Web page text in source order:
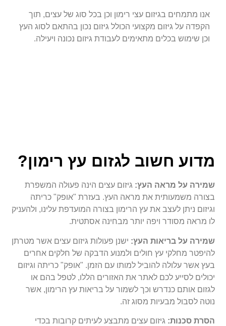
אנו מתמחים בגיזום עצי רימון וכן בכל סוג של עצים, תוך
הקפדה על גיזום מקצועי הכולל גיזום נכון בהתאם לסוג העץ
וכן שימוש בכלים מתאימים לעבודת גיזום נכונה ויעילה.
מדוע חשוב לגזום עץ רימון?
שמירה על מראה העץ: גיזום עצים הינה פעולה המשפרת
בצורה משמעותית את מראה העץ. בעזרת "אופק" כריתה
וגיזום ניתן לעצב את עץ הרימון בצורה המועדפת עלינו, ולהעניק
לו מראה מסודר ויפה יותר מבחינה אסתטית.
שמירה על בריאות העץ: ישנן פעולות גיזום עצים אשר מטרתן
להיפטר מחלקי עץ חולים ולמנוע הדבקה של חלקים אחרים
בעץ אשר עלולה להוביל למותו עם הזמן. "אופק" כריתה וגיזום
יכולים לסייע לכם לאתר את האזורים הללו, לטפל בהם או
לגזום אותם כנדרש וכך לשמור על בריאות עץ הרימון, אשר
נוטה לסבול מבעיות מסוג זה.
הסרת סכנות: גיזום עצים מתבצע לעיתים קרובות בכדי